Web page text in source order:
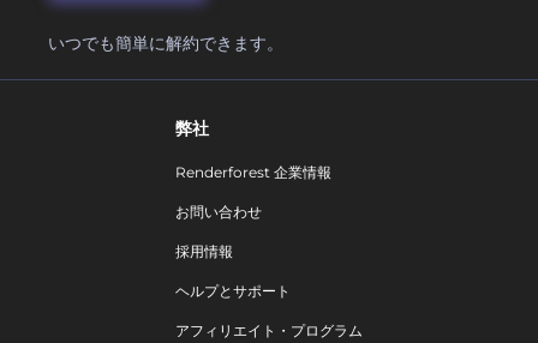
いつでも簡単に解約できます。
弊社
Renderforest 企業情報
お問い合わせ
採用情報
ヘルプとサポート
アフィリエイト・プログラム